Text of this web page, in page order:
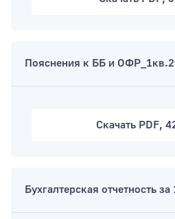
Пояснения к ББ и
Скачать PDF,
Бухгалтерская отчетность